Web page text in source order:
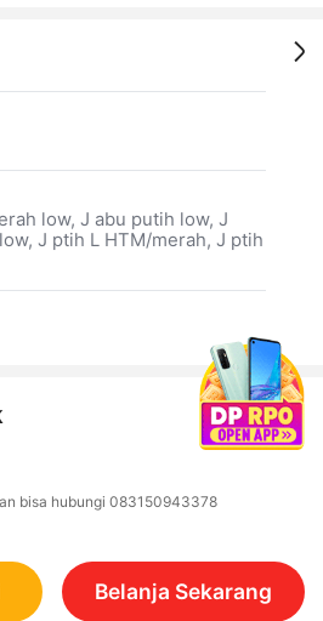
low, J abu putih low, J
J ptih L HTM/merah, J ptih
bisa hubungi 083150943378
Belanja Sekarang